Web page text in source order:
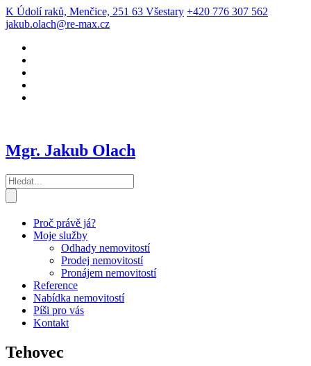
K Údolí raků, Menčice, 251 63 Všestary +420 776 307 562
jakub.olach@re-max.cz
Mgr. Jakub Olach
Proč právě já?
Moje služby
Odhady nemovitostí
Prodej nemovitostí
Pronájem nemovitostí
Reference
Nabídka nemovitostí
Píši pro vás
Kontakt
Tehovec